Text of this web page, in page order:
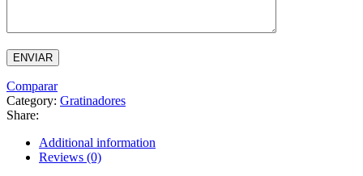
Comparar
Category: Gratinadores
Share:
Additional information
Reviews (0)